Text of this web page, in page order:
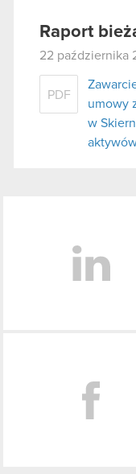
Raport
22 października
PDF
umowy
w